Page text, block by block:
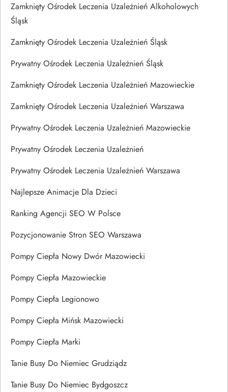
Zamknięty Ośrodek Leczenia Uzależnień Alkoholowych
Śląsk
Zamknięty Ośrodek Leczenia Uzależnień Śląsk
Prywatny Ośrodek Leczenia Uzależnień Śląsk
Zamknięty Ośrodek Leczenia Uzależnień Mazowieckie
Zamknięty Ośrodek Leczenia Uzależnień Warszawa
Prywatny Ośrodek Leczenia Uzależnień Mazowieckie
Prywatny Ośrodek Leczenia Uzależnień
Prywatny Ośrodek Leczenia Uzależnień Warszawa
Najlepsze Animacje Dla Dzieci
Ranking Agencji SEO W Polsce
Pozycjonowanie Stron SEO Warszawa
Pompy Ciepła Nowy Dwór Mazowiecki
Pompy Ciepła Mazowieckie
Pompy Ciepła Legionowo
Pompy Ciepła Mińsk Mazowiecki
Pompy Ciepła Marki
Tanie Busy Do Niemiec Grudziądz
Tanie Busy Do Niemiec Bydgoszcz